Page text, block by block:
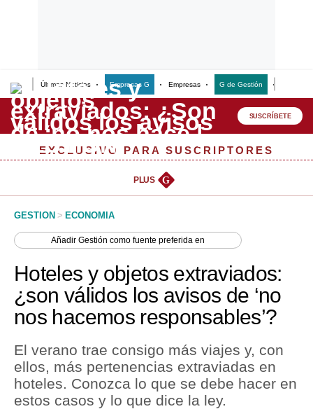
Últimas Noticias Empresas G Empresas G de Gestión
Lo último
Peru Quiosco
Management & Empleo
Perú
Política
Finanzas Personales
Inmobiliarias
SUSCRÍBETE
EXCLUSIVO PARA SUSCRIPTORES
PLUS G
GESTION > ECONOMIA
AñadirGestión como fuente preferida en
Hoteles y objetos extraviados:
¿son válidos los avisos de ‘no
nos hacemos responsables’?
El verano trae consigo más viajes y, con
ellos, más pertenencias extraviadas en
hoteles. Conozca lo que se debe hacer en
estos casos y lo que dice la ley.